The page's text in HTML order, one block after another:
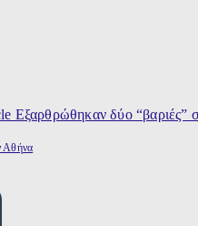
Αθήνα